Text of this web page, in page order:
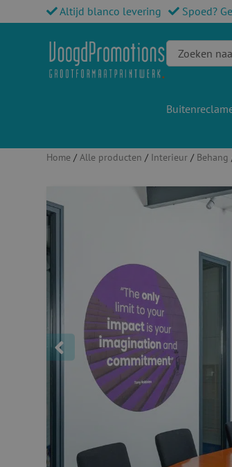
Altijd blanco levering Spoed?
Home / Alle producten / Interieur / Behang